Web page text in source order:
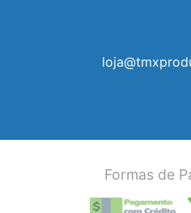
Formas de